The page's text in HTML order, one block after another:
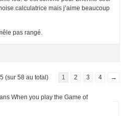
calculatrice mais j’aime beaucoup
pas rangé.
(sur 58 au total) 1 2 3 4 →
When you play the Game of